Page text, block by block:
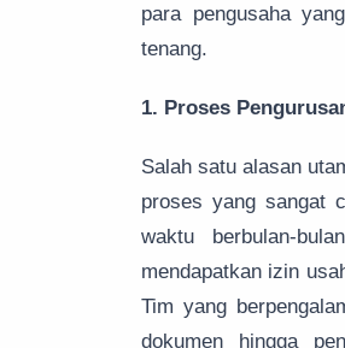
para pengusaha
tenang.
1. Proses
Salah satu alasan
proses yang sangat
waktu berbulan-
mendapatkan izin
Tim yang
dokumen hingga